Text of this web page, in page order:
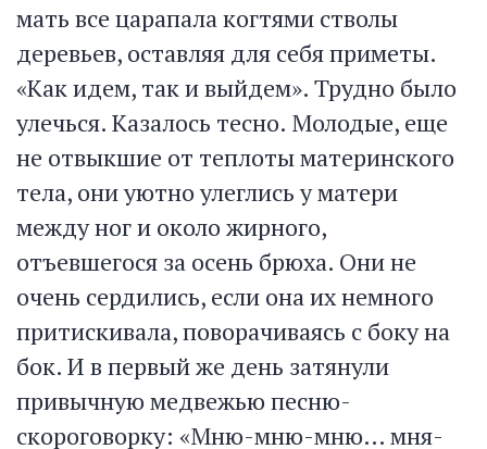
мать все царапала когтями стволы
деревьев, оставляя для себя приметы.
«Как идем, так и выйдем». Трудно было
улечься. Казалось тесно. Молодые, еще
не отвыкшие от теплоты материнского
тела, они уютно улеглись у матери
между ног и около жирного,
отъевшегося за осень брюха. Они не
очень сердились, если она их немного
притискивала, поворачиваясь с боку на
бок. И в первый же день затянули
привычную медвежью песню-
скороговорку: «Мню-мню-мню… мня-